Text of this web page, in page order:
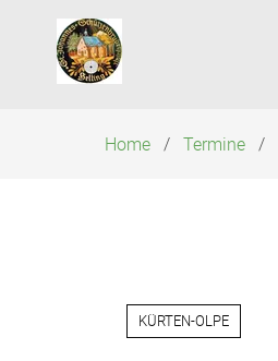
Navigation
überspringen
Home Termine
KÜRTEN-OLPE